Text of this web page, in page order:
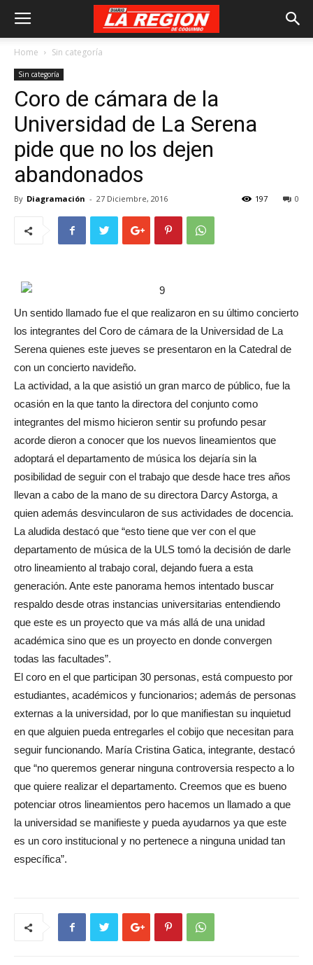
Home Sin categoría
Sin categoría
Coro de cámara de la
Universidad de La Serena
pide que no los dejen
abandonados
By Diagramación - 27 Diciembre, 2016 0
197
Un sentido llamado fue el que realizaron en su último concierto
los integrantes del Coro de cámara de la Universidad de La
Serena quienes este jueves se presentaron en la Catedral de
con un concierto navideño.
La actividad, a la que asistió un gran marco de público, fue la
ocasión en la que tanto la directora del conjunto como
integrantes del mismo hicieron sentir su profundo pesar
acorde dieron a conocer que los nuevos lineamientos que
adoptará el departamento de música los dejaría sin la
posibilidad de seguir con el trabajo que desde hace tres años
llevan a cabo de la mano de su directora Darcy Astorga, a
quien además desvincularon de sus actividades de docencia.
La aludida destacó que “esto tiene que ver con el que
departamento de música de la ULS tomó la decisión de darle
otro lineamiento al trabajo coral, dejando fuera a esta
generación. Ante este panorama hemos intentado buscar
respaldo desde otras instancias universitarias entendiendo
que este es un proyecto que va más allá de una unidad
académica sino que es un proyecto en donde convergen
todas las facultades”.
El coro en el que participan 30 personas, está compuesto por
estudiantes, académicos y funcionarios; además de personas
externas a la universidad, por lo que manifiestan su inquietud
en que alguien pueda entregarles el cobijo que necesitan para
seguir funcionando. María Cristina Gatica, integrante, destacó
que “no queremos generar ninguna controversia respecto a lo
que quiere realizar el departamento. Creemos que es bueno
potenciar otros lineamientos pero hacemos un llamado a que
la universidad se manifieste y pueda ayudarnos ya que este
es un coro institucional y no pertenece a ninguna unidad tan
específica”.